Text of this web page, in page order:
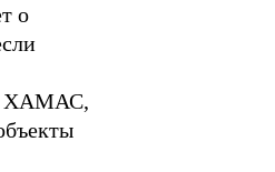
о
у ХАМАС,